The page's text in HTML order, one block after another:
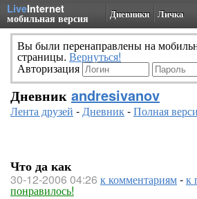
LiveInternet
мобильная версия Дневники Личка
Вы были перенаправлены на
страницы. Вернуться!
Авторизация
Дневник andresivanov
Лента друзей -Дневник-Полная
Что да как
30-12-2006 04:26 к комментариям-к
понравилось!